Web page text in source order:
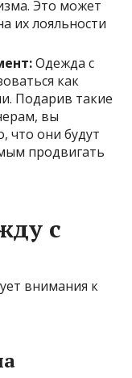
Это может
их лояльности
Одежда с
как
Подарив такие
вы
что они будут
продвигать
с
внимания к